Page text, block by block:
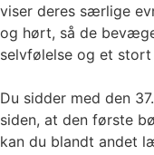
viser deres særlige
og hørt, så de
selvfølelse og et
Du sidder med den
siden, at den første
kan du blandt andet